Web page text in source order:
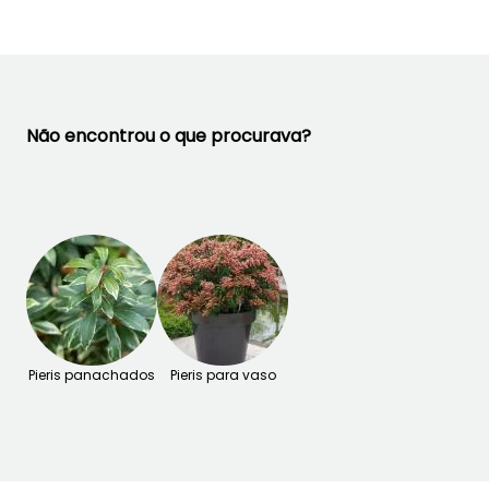
Não encontrou o que procurava?
Pieris panachados Pieris para vaso